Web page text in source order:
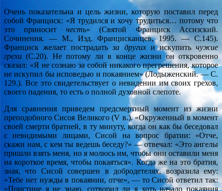
Очень показательна и цель жизни, которую поставил перед
собой Франциск: «Я трудился и хочу трудиться… потому что
это приносит честь» (Святой Франциск Ассизский.
Сочинения. — М., Изд. Францисканцев, 1995. — С.145).
Франциск желает пострадатьза другихи искупитьчужие
грехи (С.20). Не потому ли в конце жизни он откровенно
сказал: «Я не сознаю за собой никакого прегрешения, которое
не искупил бы исповедью и покаянием» (Лодыженский. — С.
129.). Все это свидетельствует о невидении им своих грехов,
своего падения, то есть о полной духовной слепоте.
Для сравнения приведем предсмертный момент из жизни
преподобного Сисоя Великого (V в.). «Окруженный в момент
своей смерти братией, в ту минуту, когда он как бы беседовал
с невидимыми лицами, Сисой на вопрос братии: «Отче,
скажи нам, с кем ты ведешь беседу?» — отвечал: «Это ангелы
пришли взять меня, но я молюсь им, чтобы они оставили меня
на короткое время, чтобы покаяться». Когда же на это братия,
зная, что Сисой совершен в добродетелях, возразила ему:
«Тебе нет нужды в покаянии, отче», — то Сисой ответил так:
«Поистине я не знаю, сотворил ли я хоть начало покаяния